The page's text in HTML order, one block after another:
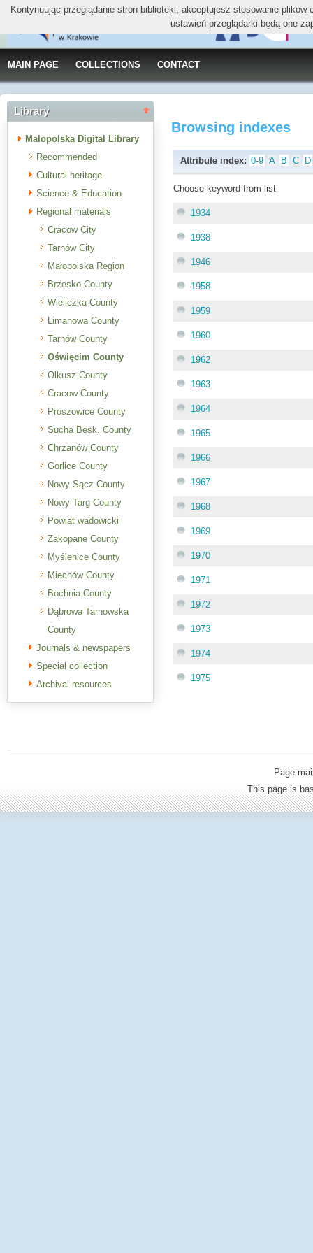
MAIN PAGE COLLECTIONS CONTACT
Library
Malopolska Digital Library
Recommended
Cultural heritage
Science & Education
Regional materials
Cracow City
Tarnów City
Małopolska Region
Brzesko County
Wieliczka County
Limanowa County
Tarnów County
Oświęcim County
Olkusz County
Cracow County
Proszowice County
Sucha Besk. County
Chrzanów County
Gorlice County
Nowy Sącz County
Nowy Targ County
Powiat wadowicki
Zakopane County
Myślenice County
Miechów County
Bochnia County
Dąbrowa Tarnowska
County
Journals & newspapers
Special collection
Archival resources
Browsing indexes
Attribute index: 0-9 A B C D
Choose keyword from list
1934
1938
1946
1958
1959
1960
1962
1963
1964
1965
1966
1967
1968
1969
1970
1971
1972
1973
1974
1975
Page
This page is
Kontynuując przeglądanie stron biblioteki, akceptujesz stosowanie
ustawień przeglądarki będą one